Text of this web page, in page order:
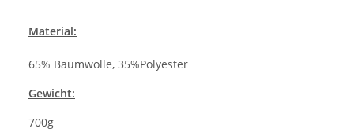
Material:
65% Baumwolle, 35%Polyester
Gewicht:
700g